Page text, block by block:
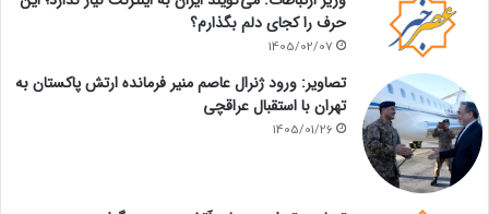
حرف را کجای دلم بگذارم؟
1405/02/07
تصاویر: ورود ژنرال عاصم منیر فرمانده ارتش پاکستان به
تهران با استقبال عراقچی
1405/01/26